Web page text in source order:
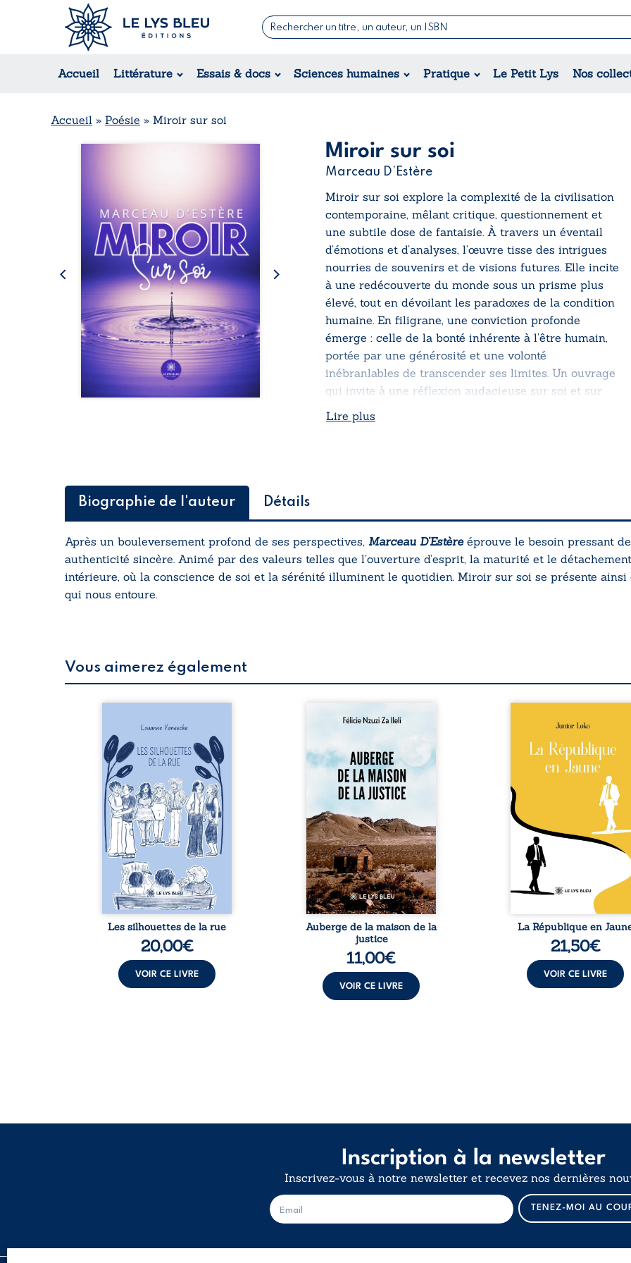
Accueil Littérature Essais & docs Sciences humaines Pratique Le Petit Lys Nos
Romans
Suspense / Thriller / Policier
Romance
Jeunesse
Nouvelles & Contes
Théâtre
Accueil » Poésie » Miroir sur soi
Miroir sur soi
Marceau D’Estère
Miroir sur soi explore la complexité de la civilisation
contemporaine, mêlant critique, questionnement et
une subtile dose de fantaisie. À travers un éventail
d’émotions et d’analyses, l’œuvre tisse des intrigues
nourries de souvenirs et de visions futures. Elle incite
à une redécouverte du monde sous un prisme plus
élevé, tout en dévoilant les paradoxes de la condition
humaine. En filigrane, une conviction profonde
émerge : celle de la bonté inhérente à l’être humain,
portée par une générosité et une volonté
inébranlables de transcender ses limites. Un ouvrage
qui invite à une réflexion audacieuse sur soi et sur
Lire plus
Biographie de l'auteur Détails
Après un bouleversement profond de ses perspectives, Marceau D’Estèreéprouve le besoin pressant
authenticité sincère. Animé par des valeurs telles que l’ouverture d’esprit, la maturité et le
intérieure, où la conscience de soi et la sérénité illuminent le quotidien. Miroir sur soi se présente
qui nous entoure.
Vous aimerez également
donne la parole à six
personnages ordinaires,
traversés par des pensées,
des émotions et des silences
qui pourraient appartenir à
chacun de nous. À travers
leurs parcours, ce roman
invite à porter un regard
différent sur celles et ceux
qui nous entourent, à deviner
ce qui se cache derrière les
apparences et à s’ouvrir au
fourmillement sensible de
notre ...
Les silhouettes de la rue
20,00€
VOIR CE LIVRE
Auberge de la maison de la
parcours exemplaire de
Mbala Zi Nkuaku Lema Félix.
Magistrat intègre, fervent
défenseur des droits
humains et de
l’indépendance judiciaire, il
voit sa carrière de trente-
quatre ans brutalement
brisée par une révocation
arbitraire en 2009, plongeant
sa vie dans un chaos
matériel et moral. À ...
Auberge de la maison de la
justice
11,00€
VOIR CE LIVRE
Congo, la naissance
jumeaux de races
bouleverse l’ordre
Senior est Noir et Junior
Blanc, bien que nés
couple de Noirs. Très
l’événement attire les
internationaux et
le bébé blanc en une
emblématique
investie, selon certains,
mission
Cependant, sous couvert
La République en
21,50€
VOIR CE LIVRE
Inscription à la newsletter
Inscrivez-vous à notre newsletter et recevez nos dernières
m
E
-
m
i
TENEZ-MOI AU